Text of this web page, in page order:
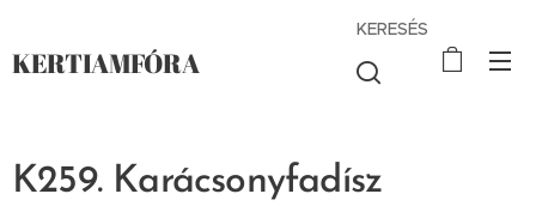
KERTIAMFÓRA
KERESÉS
K259. Karácsonyfadísz